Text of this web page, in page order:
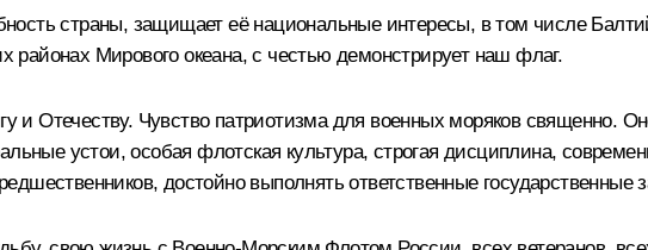
страны, защищает её национальные интересы, в том числе
районах Мирового океана, с честью демонстрирует наш флаг.
и Отечеству. Чувство патриотизма для военных моряков священно.
устои, особая флотская культура, строгая дисциплина,
достойно выполнять ответственные государственные